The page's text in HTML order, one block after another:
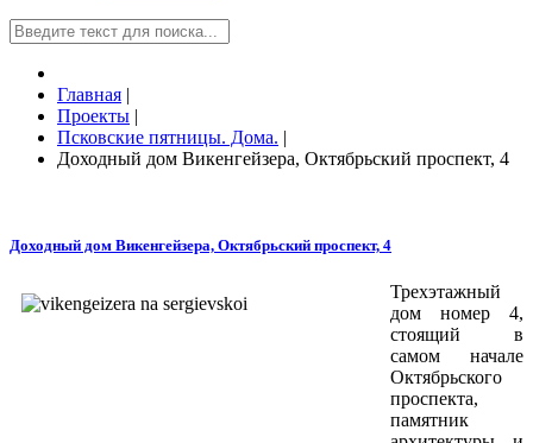
Главная |
Проекты |
Псковские пятницы. Дома. |
Доходный дом Викенгейзера, Октябрьский проспект, 4
Доходный дом Викенгейзера, Октябрьский проспект, 4
Трехэтажный
дом номер 4,
стоящий в
самом начале
Октябрьского
проспекта,
памятник